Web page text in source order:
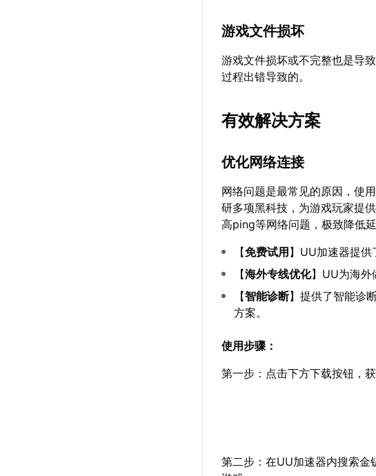
游戏文件损坏
游戏文件损坏或不完整也是导
过程出错导致的。
有效解决方案
优化网络连接
网络问题是最常见的原因，使
研多项黑科技，为游戏玩家提
高ping等网络问题，极致降低
【免费试用】UU加速器提供
【海外专线优化】UU为海外
【智能诊断】提供了智能诊
方案。
使用步骤：
第一步：点击下方下载按钮，
第二步：在UU加速器内搜索金